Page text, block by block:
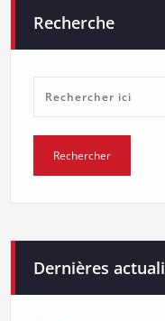
Recherche
Dernières